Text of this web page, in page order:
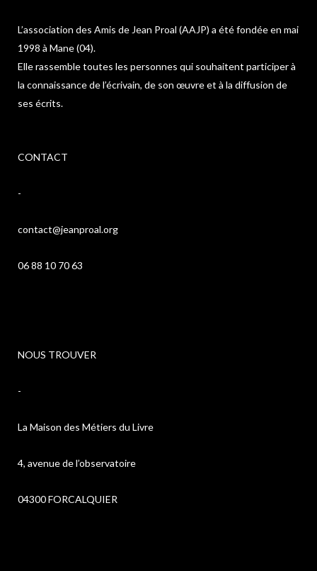
L’association des Amis de Jean Proal (AAJP) a été fondée en mai
1998 à Mane (04).
Elle rassemble toutes les personnes qui souhaitent participer à
la connaissance de l’écrivain, de son œuvre et à la diffusion de
ses écrits.
CONTACT
-
contact@jeanproal.org
06 88 10 70 63
NOUS TROUVER
-
La Maison des Métiers du Livre
4, avenue de l’observatoire
04300 FORCALQUIER